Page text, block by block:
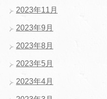
2023年11月
2023年9月
2023年8月
2023年5月
2023年4月